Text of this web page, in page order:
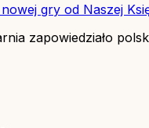
gry od Naszej
zapowiedziało